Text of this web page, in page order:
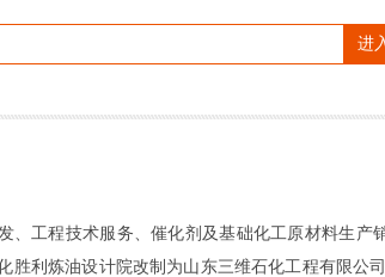
进
工程技术服务、催化剂及基础化工原材料生产
胜利炼油设计院改制为山东三维石化工程有限公